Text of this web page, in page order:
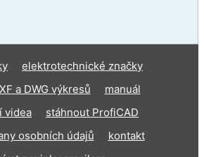
elektrotechnické značky
a DWG výkresů
manuál
videa
stáhnout ProfiCAD
osobních údajů
kontakt